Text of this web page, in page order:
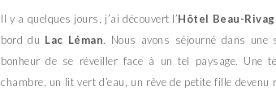
Il y a quelques jours, j’ai découvert l’Hôtel Beau-
bord du Lac Léman. Nous avons séjourné dans une
bonheur de se réveiller face à un tel paysage. Une
chambre, un lit vert d’eau, un rêve de petite fille